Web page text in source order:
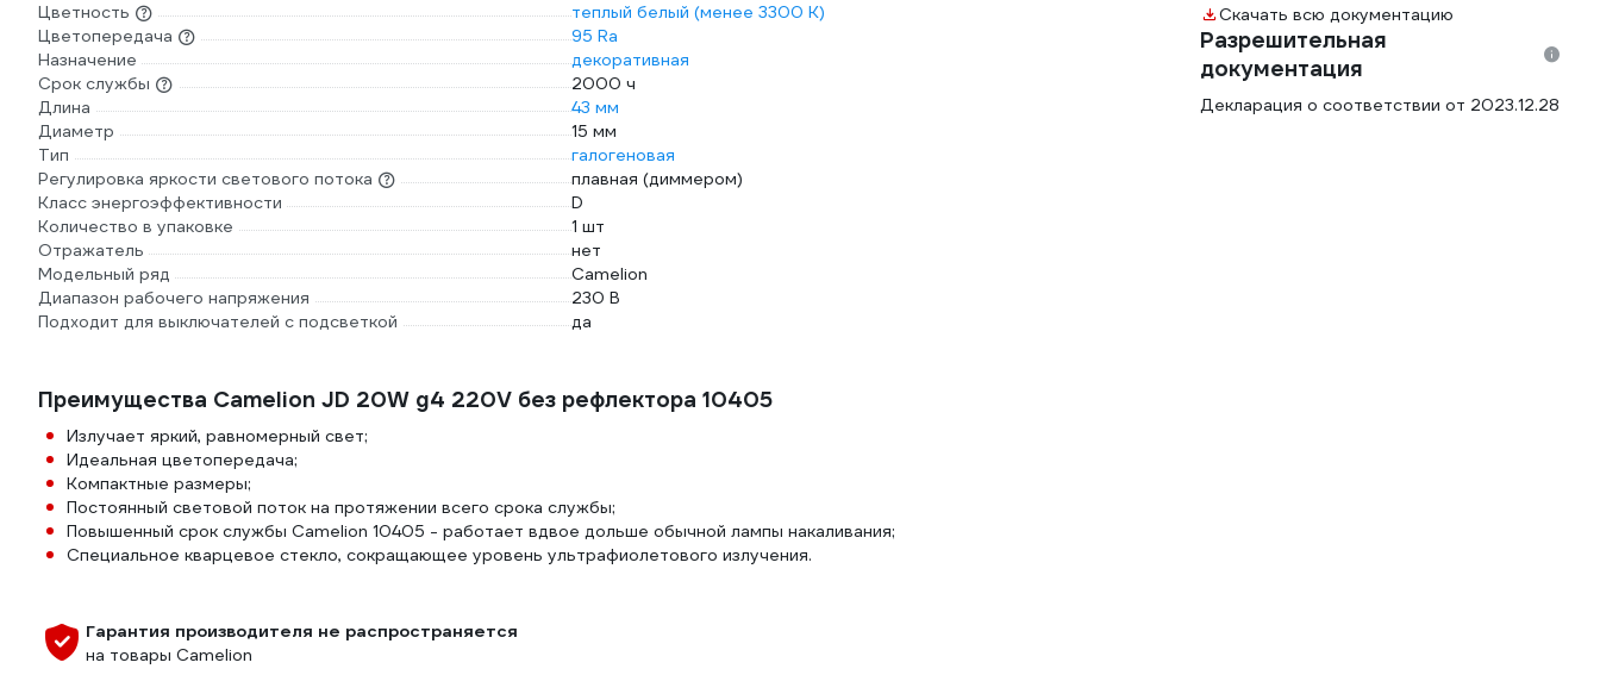
Цветность
теплый белый (менее 3300 К)
Цветопередача
95 Ra
Назначение
декоративная
Срок службы
2000 ч
Длина
43 мм
Диаметр
15 мм
Тип
галогеновая
Регулировка яркости светового потока
плавная (диммером)
Класс энергоэффективности
D
Количество в упаковке
1 шт
Отражатель
нет
Модельный ряд
Camelion
Диапазон рабочего напряжения
230 В
Подходит для выключателей с подсветкой
да
Преимущества Camelion JD 20W g4 220V без рефлектора 10405
Излучает яркий, равномерный свет;
Идеальная цветопередача;
Компактные размеры;
Постоянный световой поток на протяжении всего срока службы;
Повышенный срок службы Camelion 10405 - работает вдвое дольше обычной лампы накаливания;
Специальное кварцевое стекло, сокращающее уровень ультрафиолетового излучения.
Гарантия производителя не распространяется
на товары Camelion
Скачать всю документацию
Разрешительная
документация
Декларация о соответствии от 2023.12.28